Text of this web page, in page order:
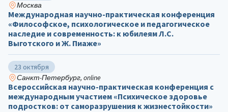
Москва
Международная научно-практическая конференция
«Философское, психологическое и педагогическое
наследие и современность: к юбилеям Л.С.
Выготского и Ж. Пиаже»
23 октября
Санкт-Петербург, online
Всероссийская научно-практическая конференция с
международным участием «Психическое здоровье
подростков: от саморазрушения к жизнестойкости»